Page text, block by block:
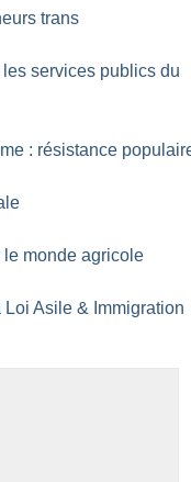
trans
services publics du
: résistance
monde agricole
Asile & Immigration